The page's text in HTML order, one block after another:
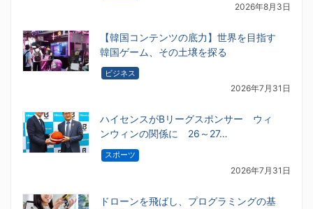
2026年8月3日
【韓国コンテンツの底力】世界を目指す
韓国ゲーム、その土壌を探る
ビジネス
2026年7月31日
ハイセンスがBリーグスポンサー ウィ
ンウィンの関係に 26～27…
スポーツ
2026年7月31日
ドローンを飛ばし、プログラミングの基